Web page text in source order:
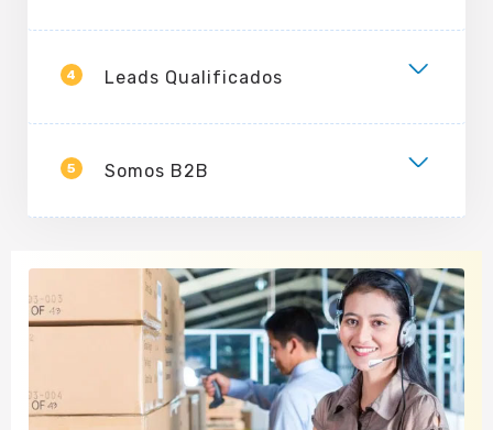
4 Leads Qualificados
5 Somos B2B